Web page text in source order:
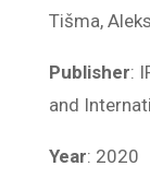
Tišma,
Publisher:
and
Year: 2020